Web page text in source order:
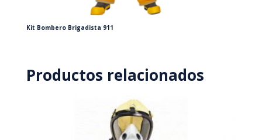
Kit Bombero Brigadista 911
Productos relacionados